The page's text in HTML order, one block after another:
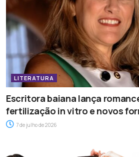
LITERATURA
Escritora baiana lança
fertilização in vitro e novos
7 de julho de 2026